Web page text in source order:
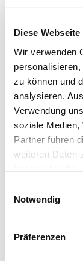
Diese
Wir verwenden
zu können und
analysieren.
Verwendung
soziale Medien,
Partner führen
weiteren Daten
Weitere
Notwendig
Präferenzen
Gerne